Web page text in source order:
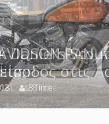
PAN
στις
BTime
Daniel’s
BTime